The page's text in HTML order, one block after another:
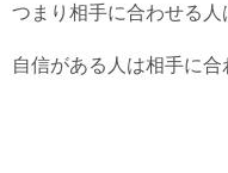
つまり相手に合わせる人
自信がある人は相手に合